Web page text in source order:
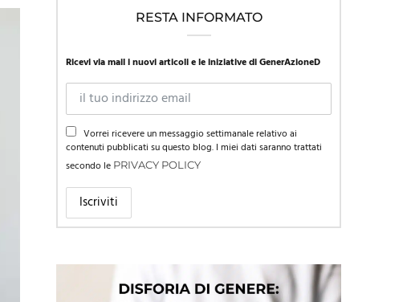
RESTA INFORMATO
Ricevi via mail i nuovi articoli e le iniziative di GenerAzioneD
Vorrei ricevere un messaggio settimanale relativo ai
contenuti pubblicati su questo blog. I miei dati saranno trattati
secondo le PRIVACY POLICY